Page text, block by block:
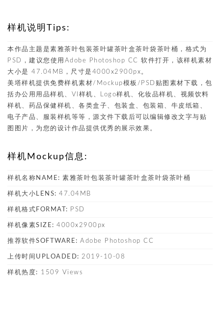
样机说明Tips:
本作品主题是素雅茶叶包装茶叶罐茶叶盒茶叶袋茶叶桶，格式为
PSD，建议您使用Adobe Photoshop CC 软件打开，该样机素材
大小是 47.04MB，尺寸是4000x2900px。
美塔样机提供免费样机素材/Mockup模板/PSD贴图素材下载，包
括办公用用品样机、VI样机、Logo样机、化妆品样机、视频饮料
样机、药品保健样机、各类盒子、包装盒、包装箱、牛皮纸箱、
电子产品、服装样机等等，源文件下载后可以编辑修改文字与贴
图图片，为您的设计作品提供优秀的展示效果。
样机Mockup信息:
样机名称NAME: 素雅茶叶包装茶叶罐茶叶盒茶叶袋茶叶桶
样机大小LENS: 47.04MB
样机格式FORMAT: PSD
样机像素SIZE: 4000x2900px
推荐软件SOFTWARE: Adobe Photoshop CC
上传时间UPLOADED: 2019-10-08
样机热度: 1509 Views